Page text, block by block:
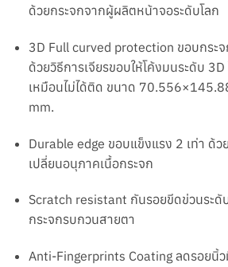
ด้วยกระจกจากผู้ผลิตหน้าจอระดับโลก
3D Full curved protection ขอบกระ
ด้วยวิธีการเจียรขอบให้โค้งมนระดับ
เหมือนไม่ได้ตด ขนาด
mm.
Durable edge ขอบแข็งแรง 2 เท่า ด้ว
เปลี่ยนอนุภาคเนื้อกระจก
Scratch resistant กันรอยขีดข่วนระดั
กระจกรบกวนสายตา
Anti-Fingerprints Coating ลดรอยนิ้